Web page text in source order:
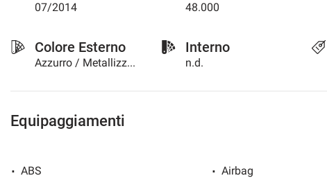
07/2014 48.000
Colore Esterno
Azzurro / Metallizzato
Interno
n.d.
Equipaggiamenti
ABS Airbag